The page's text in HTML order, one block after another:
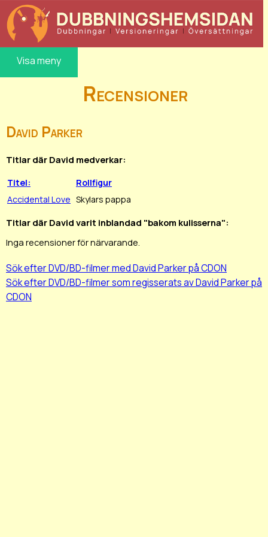
Visa meny
Recensioner
David Parker
Titlar där David medverkar:
Titel:
Rollfigur
Accidental Love Skylars pappa
Titlar där David varit inblandad "bakom kulisserna":
Inga recensioner för närvarande.
Sök efter DVD/BD-filmer med David Parker på CDON
Sök efter DVD/BD-filmer som regisserats av David Parker på
CDON